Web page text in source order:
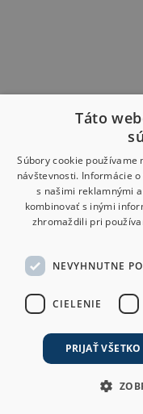
Táto
Súbory cookie používame
návštevnosti. Informácie
s našimi reklamnými
kombinovať s inými
zhromaždili pri
NEVYHNUTNE
CIELENIE
PRIJAŤ VŠETKO